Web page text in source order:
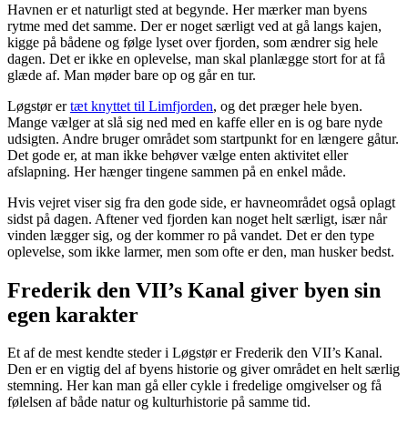
Havnen er et naturligt sted at begynde. Her mærker man byens
rytme med det samme. Der er noget særligt ved at gå langs kajen,
kigge på bådene og følge lyset over fjorden, som ændrer sig hele
dagen. Det er ikke en oplevelse, man skal planlægge stort for at få
glæde af. Man møder bare op og går en tur.
Løgstør ertæt knyttet til Limfjorden, og det præger hele byen.
Mange vælger at slå sig ned med en kaffe eller en is og bare nyde
udsigten. Andre bruger området som startpunkt for en længere gåtur.
Det gode er, at man ikke behøver vælge enten aktivitet eller
afslapning. Her hænger tingene sammen på en enkel måde.
Hvis vejret viser sig fra den gode side, er havneområdet også oplagt
sidst på dagen. Aftener ved fjorden kan noget helt særligt, især når
vinden lægger sig, og der kommer ro på vandet. Det er den type
oplevelse, som ikke larmer, men som ofte er den, man husker bedst.
Frederik den VII’s Kanal giver byen sin
egen karakter
Et af de mest kendte steder i Løgstør er Frederik den VII’s Kanal.
Den er en vigtig del af byens historie og giver området en helt særlig
stemning. Her kan man gå eller cykle i fredelige omgivelser og få
følelsen af både natur og kulturhistorie på samme tid.